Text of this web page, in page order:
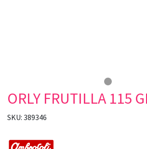
ORLY FRUTILLA 115
SKU: 389346